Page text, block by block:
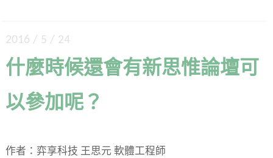
2016 / 5 / 24
什麼時候還會有新思惟論壇可
以參加呢？
作者：弈享科技 王思元 軟體工程師